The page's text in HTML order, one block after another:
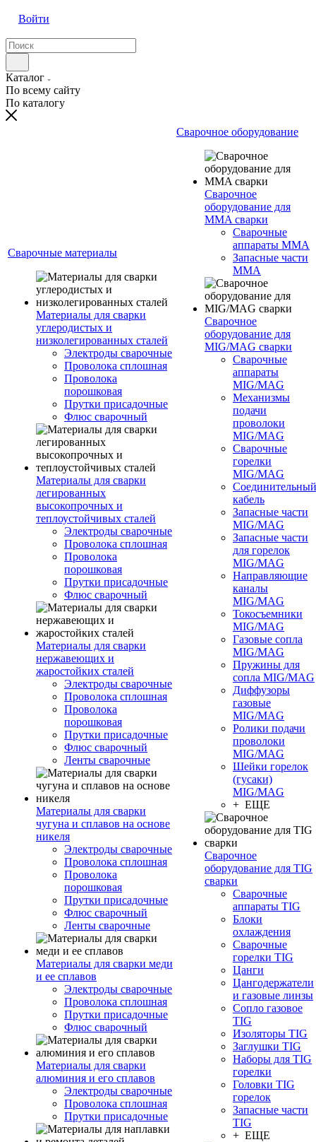
Войти
Каталог
По всему сайту
По каталогу
Сварочные материалы
Материалы для сварки
углеродистых и
низколегированных сталей
Электроды сварочные
Проволока сплошная
Проволока
порошковая
Прутки присадочные
Флюс сварочный
Материалы для сварки
легированных
высокопрочных и
теплоустойчивых сталей
Электроды сварочные
Проволока сплошная
Проволока
порошковая
Прутки присадочные
Флюс сварочный
Материалы для сварки
нержавеющих и
жаростойких сталей
Электроды сварочные
Проволока сплошная
Проволока
порошковая
Прутки присадочные
Флюс сварочный
Ленты сварочные
Материалы для сварки
чугуна и сплавов на основе
никеля
Электроды сварочные
Проволока сплошная
Проволока
порошковая
Прутки присадочные
Флюс сварочный
Ленты сварочные
Материалы для сварки меди
и ее сплавов
Электроды сварочные
Проволока сплошная
Прутки присадочные
Флюс сварочный
Материалы для сварки
алюминия и его сплавов
Электроды сварочные
Проволока сплошная
Прутки присадочные
Сварочное оборудование
Сварочное
оборудование для
MMA сварки
Сварочные
аппараты MMA
Запасные части
MMA
Сварочное
оборудование для
MIG/MAG сварки
Сварочные
аппараты
MIG/MAG
Механизмы
подачи
проволоки
MIG/MAG
Сварочные
горелки
MIG/MAG
Соединительный
кабель
Запасные части
MIG/MAG
Запасные части
для горелок
MIG/MAG
Направляющие
каналы
MIG/MAG
Токосъемники
MIG/MAG
Газовые сопла
MIG/MAG
Пружины для
сопла MIG/MAG
Диффузоры
газовые
MIG/MAG
Ролики подачи
проволоки
MIG/MAG
Шейки горелок
(гусаки)
MIG/MAG
+ ЕЩЕ
Сварочное
оборудование для TIG
сварки
Сварочные
аппараты TIG
Блоки
охлаждения
Сварочные
горелки TIG
Цанги
Цангодержатели
и газовые линзы
Сопло газовое
TIG
Изоляторы TIG
Заглушки TIG
Наборы для TIG
горелки
Головки TIG
горелок
Запасные части
TIG
+ ЕЩЕ